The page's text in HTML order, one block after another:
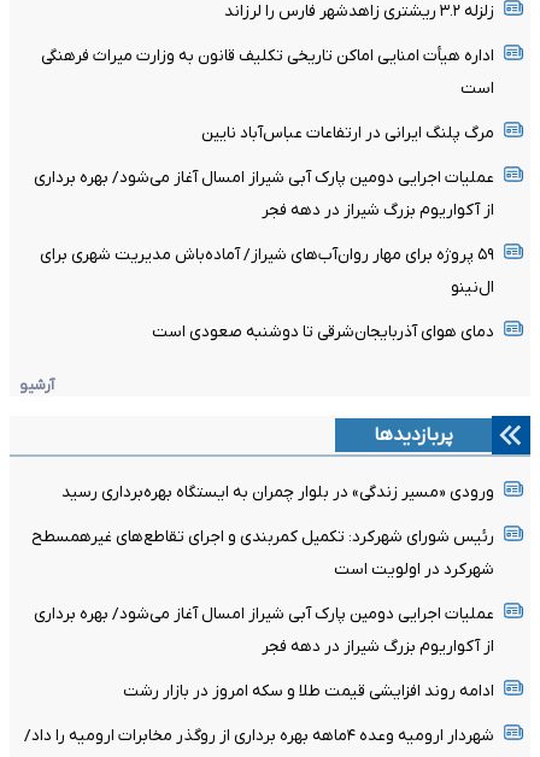
زلزله ۳.۲ ریشتری زاهدشهر فارس را لرزاند
اداره هیأت امنایی اماکن تاریخی تکلیف قانون به وزارت میراث فرهنگی
است
مرگ پلنگ ایرانی در ارتفاعات عباس‌آباد نایین
عملیات اجرایی دومین پارک آبی شیراز امسال آغاز می‌شود/ بهره برداری
از آکواریوم بزرگ شیراز در دهه فجر
۵۹ پروژه برای مهار روان‌آب‌های شیراز/ آماده‌باش مدیریت شهری برای
ال‌نینو
دمای هوای آذربایجان‌شرقی تا دوشنبه صعودی است
آرشیو
پربازدیدها
ورودی «مسیر زندگی» در بلوار چمران به ایستگاه بهره‌برداری رسید
رئیس شورای شهرکرد: تکمیل کمربندی و اجرای تقاطع‌های غیرهمسطح
شهرکرد در اولویت است
عملیات اجرایی دومین پارک آبی شیراز امسال آغاز می‌شود/ بهره برداری
از آکواریوم بزرگ شیراز در دهه فجر
ادامه روند افزایشی قیمت طلا و سکه امروز در بازار رشت
شهردار ارومیه وعده ۴ماهه بهره برداری از روگذر مخابرات ارومیه را داد/